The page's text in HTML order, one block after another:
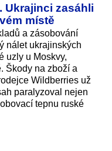
Ukrajinci zasáhli
místě
a zásobování
nálet ukrajinských
uzly u Moskvy,
Škody na zboží a
Wildberries už
paralyzoval nejen
tepnu ruské